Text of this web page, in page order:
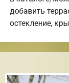
добавить
остекление,